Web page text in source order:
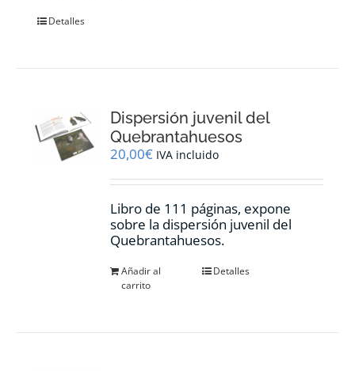
Detalles
Dispersión juvenil del
Quebrantahuesos
20,00€ IVA incluido
Libro de 111 páginas, expone
sobre la dispersión juvenil del
Quebrantahuesos.
Añadir al
carrito
Detalles